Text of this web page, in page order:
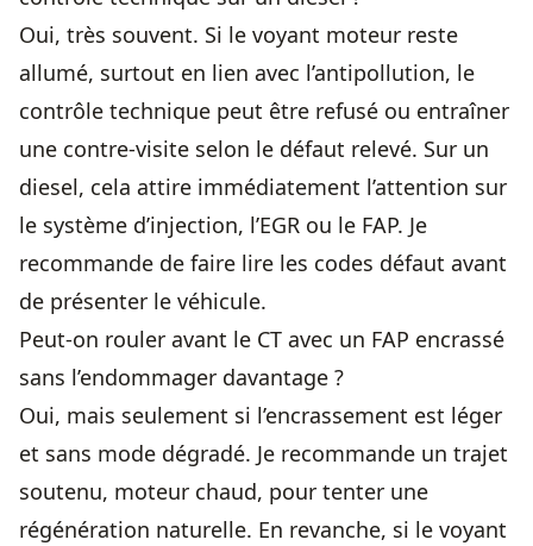
Oui, très souvent. Si le voyant moteur reste
allumé, surtout en lien avec l’antipollution, le
contrôle technique peut être refusé ou entraîner
une contre-visite selon le défaut relevé. Sur un
diesel, cela attire immédiatement l’attention sur
le système d’injection, l’EGR ou le FAP. Je
recommande de faire lire les codes défaut avant
de présenter le véhicule.
Peut-on rouler avant le CT avec un FAP encrassé
sans l’endommager davantage ?
Oui, mais seulement si l’encrassement est léger
et sans mode dégradé. Je recommande un trajet
soutenu, moteur chaud, pour tenter une
régénération naturelle. En revanche, si le voyant